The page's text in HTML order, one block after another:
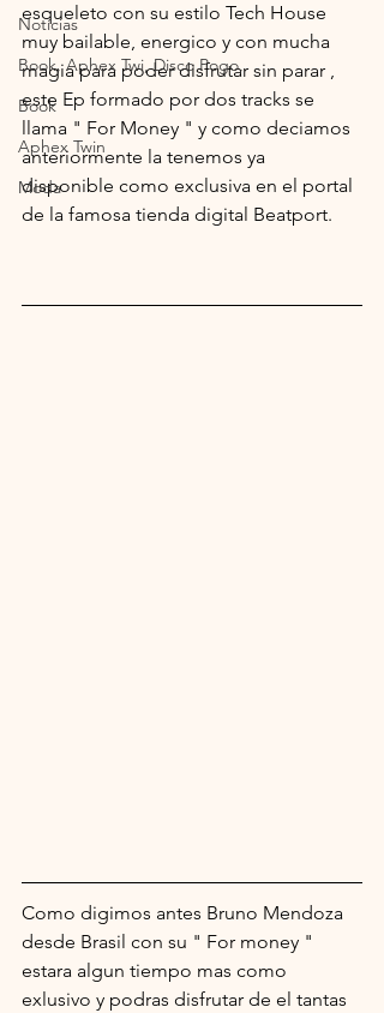
Notícias
Book, Aphex Twi, Disco Pogo,
Book
Aphex Twin
Moda
esqueleto con su estilo Tech House
muy bailable, energico y con mucha
magia para poder disfrutar sin parar ,
este Ep formado por dos tracks se
llama " For Money " y como deciamos
anteriormente la tenemos ya
disponible como exclusiva en el portal
de la famosa tienda digital Beatport.
Como digimos antes Bruno Mendoza
desde Brasil con su " For money "
estara algun tiempo mas como
exlusivo y podras disfrutar de el tantas